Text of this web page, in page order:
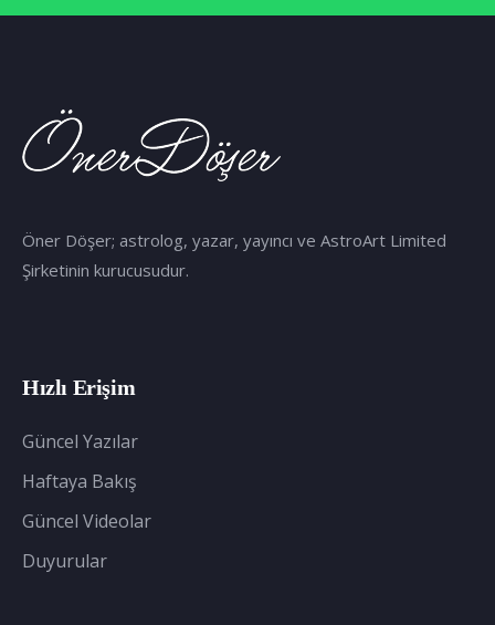
Öner Döşer; astrolog, yazar, yayıncı ve AstroArt Limited
Şirketinin kurucusudur.
Hızlı Erişim
Güncel Yazılar
Haftaya Bakış
Güncel Videolar
Duyurular